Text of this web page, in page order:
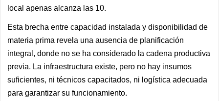
local apenas alcanza las 10.
Esta brecha entre capacidad instalada y disponibilidad de
materia prima revela una ausencia de planificación
integral, donde no se ha considerado la cadena productiva
previa. La infraestructura existe, pero no hay insumos
suficientes, ni técnicos capacitados, ni logística adecuada
para garantizar su funcionamiento.